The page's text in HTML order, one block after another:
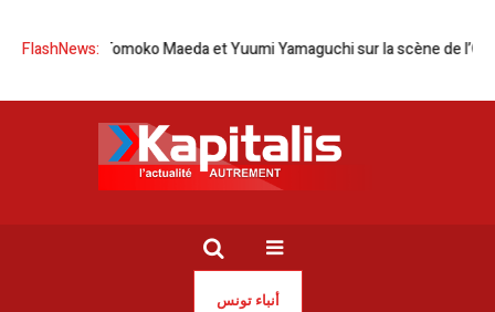
FlashNews:
Japon | Tomoko Maeda et Yuumi Yamaguchi sur la scène de l’Opéra
أنباء تونس